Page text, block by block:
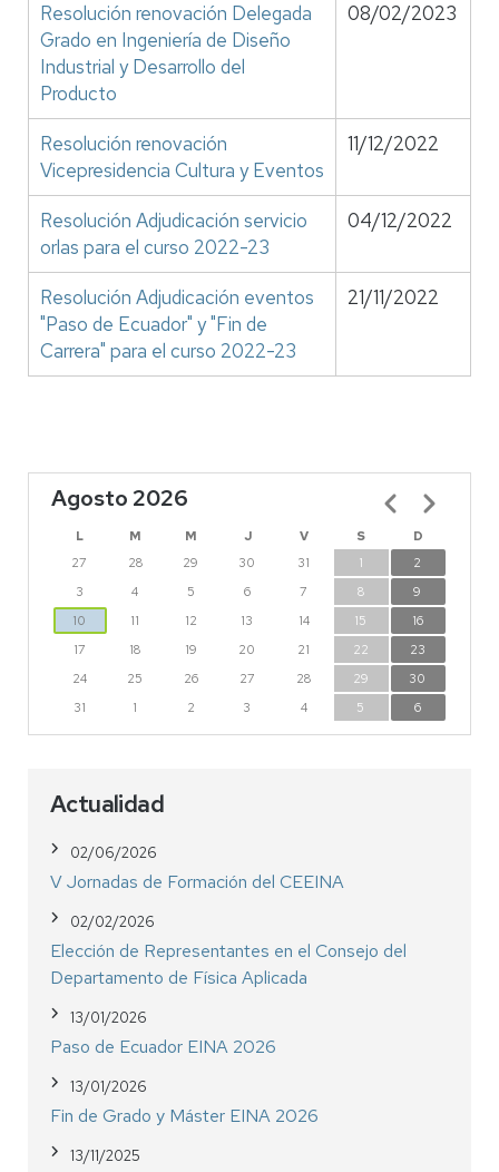
Resolución renovación Delegada
Grado en Ingeniería de Diseño
Industrial y Desarrollo del
Producto
08/02/2023
Resolución renovación
Vicepresidencia Cultura y Eventos
11/12/2022
Resolución Adjudicación servicio
orlas para el curso 2022-23
04/12/2022
Resolución Adjudicación eventos
"Paso de Ecuador" y "Fin de
Carrera" para el curso 2022-23
21/11/2022
Agosto 2026
L M M J V S
D
27
28 29 30 31 1
2
3
4 5 6 7 8
9
10
11 12 13 14 15
16
17
18 19 20 21 22
23
24
25 26 27 28 29
30
31
1 2 3 4 5 6
Paginación
Actualidad
02/06/2026
V Jornadas de Formación del CEEINA
02/02/2026
Elección de Representantes en el Consejo del
Departamento de Física Aplicada
13/01/2026
Paso de Ecuador EINA 2026
13/01/2026
Fin de Grado y Máster EINA 2026
13/11/2025